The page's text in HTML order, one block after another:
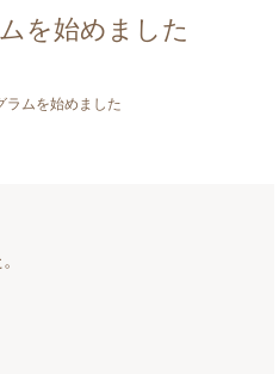
を始めました
ラムを始めました